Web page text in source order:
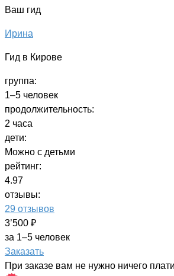
Ваш гид
Ирина
Гид в Кирове
группа:
1–5 человек
продолжительность:
2 часа
дети:
Можно с детьми
рейтинг:
4.97
отзывы:
29 отзывов
3’500 ₽
за 1–5 человек
Заказать
При заказе вам не нужно ничего